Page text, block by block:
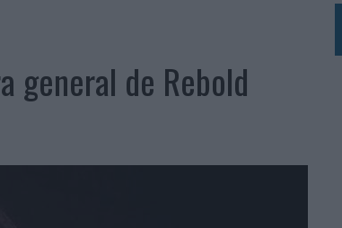
SUPERA AL MÓVIL COMO DISPOSITIVO MÁS UTILIZADO
GLOBAL
CORNETTO, CALIPPO Y SOLERO
RELACIONES CON LOS MEDIOS
CAMPAÑA INTERNACIONAL
general de Rebold